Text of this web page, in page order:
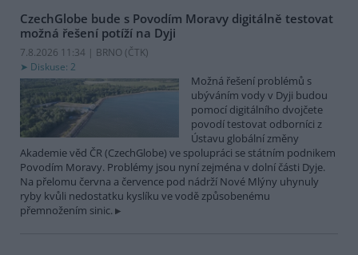
CzechGlobe bude s Povodím Moravy digitálně testovat
možná řešení potíží na Dyji
7.8.2026 11:34 | BRNO (ČTK)
Diskuse: 2
Možná řešení problémů s
ubýváním vody v Dyji budou
pomocí digitálního dvojčete
povodí testovat odborníci z
Ústavu globální změny
Akademie věd ČR (CzechGlobe) ve spolupráci se státním podnikem
Povodím Moravy. Problémy jsou nyní zejména v dolní části Dyje.
Na přelomu června a července pod nádrží Nové Mlýny uhynuly
ryby kvůli nedostatku kyslíku ve vodě způsobenému
přemnožením sinic.